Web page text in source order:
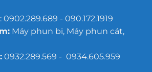
: 0902.289.689 - 090.172.1919
Máy phun bi, Máy phun cát,
0932.289.569 - 0934.605.959